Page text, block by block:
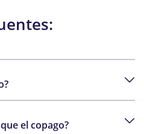
el copago?